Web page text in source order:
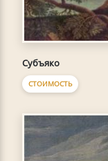
Субъяко
СТОИМОСТЬ